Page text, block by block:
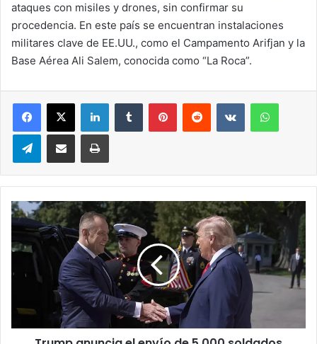
ataques con misiles y drones, sin confirmar su
procedencia. En este país se encuentran instalaciones
militares clave de EE.UU., como el Campamento Arifjan y la
Base Aérea Ali Salem, conocida como “La Roca”.
LinkedInTumblr PinterestReddit VKontakte
TelegramCompartir via correo electrónicoImpresión
Trump
anuncia
envío
adicionales
a
Polonia